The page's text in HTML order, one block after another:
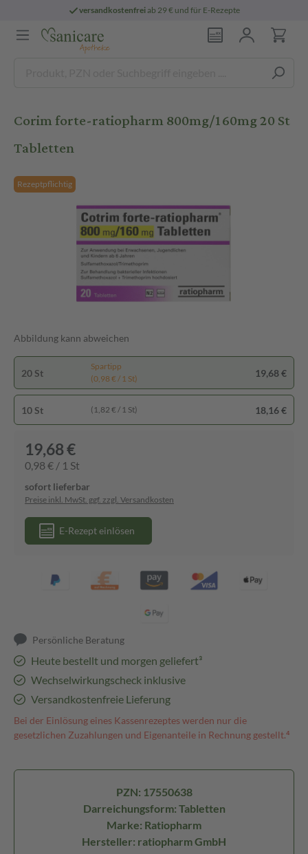
versandkostenfreiab 29 € und für E-Rezepte
Corim forte-ratiopharm 800mg/160mg 20 St
Tabletten
Rezeptpflichtig
Abbildung kann abweichen
20 St
Spartipp
(0,98 € / 1 St)
19,68 €
10 St (1,82 € / 1 St) 18,16 €
19,68 €
0,98 € / 1 St
sofort lieferbar
Preise inkl. MwSt. ggf. zzgl. Versandkosten
E-Rezept einlösen
Persönliche Beratung
Heute bestellt und morgen geliefert³
Wechselwirkungscheck inklusive
Versandkostenfreie Lieferung
Bei der Einlösung eines Kassenrezeptes werden nur die
gesetzlichen Zuzahlungen und Eigenanteile in Rechnung gestellt.⁴
PZN: 17550638
Darreichungsform: Tabletten
Marke: Ratiopharm
Hersteller: ratiopharm GmbH